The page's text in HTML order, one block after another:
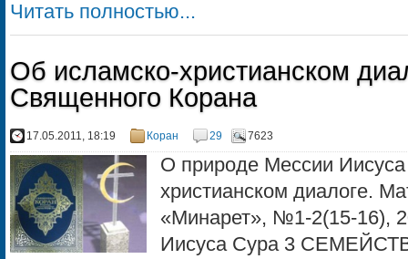
Читать полностью...
Об исламско-христианском
Священного Корана
17.05.2011, 18:19 Коран 29 7623
О природе Мессии
христианском диалоге.
«Минарет», №1-2(15-16),
Иисуса Сура 3